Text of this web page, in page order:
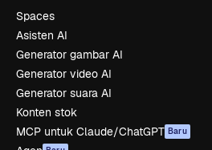
Spaces
Asisten AI
Generator gambar AI
Generator video AI
Generator suara AI
Konten stok
MCP untuk Claude/ChatGPT Baru